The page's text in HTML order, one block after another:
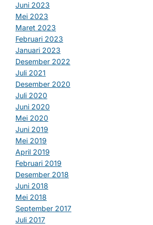
Juni 2023
Mei 2023
Maret 2023
Februari 2023
Januari 2023
Desember 2022
Juli 2021
Desember 2020
Juli 2020
Juni 2020
Mei 2020
Juni 2019
Mei 2019
April 2019
Februari 2019
Desember 2018
Juni 2018
Mei 2018
September 2017
Juli 2017